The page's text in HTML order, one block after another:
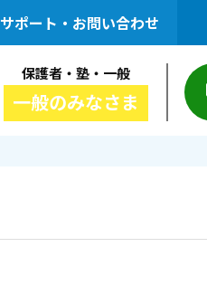
サポート・お問い合わせ
保護者・塾・一般
一般のみなさま